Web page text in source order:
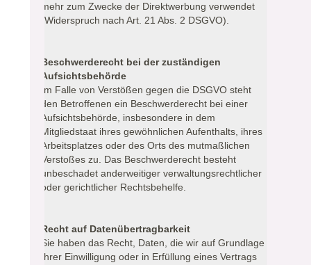
mehr zum Zwecke der Direktwerbung verwendet
(Widerspruch nach Art. 21 Abs. 2 DSGVO).
Beschwerderecht bei der zuständigen
Aufsichtsbehörde
Im Falle von Verstößen gegen die DSGVO steht
den Betroffenen ein Beschwerderecht bei einer
Aufsichtsbehörde, insbesondere in dem
Mitgliedstaat ihres gewöhnlichen Aufenthalts, ihres
Arbeitsplatzes oder des Orts des mutmaßlichen
Verstoßes zu. Das Beschwerderecht besteht
unbeschadet anderweitiger verwaltungsrechtlicher
oder gerichtlicher Rechtsbehelfe.
Recht auf Datenübertragbarkeit
Sie haben das Recht, Daten, die wir auf Grundlage
Ihrer Einwilligung oder in Erfüllung eines Vertrags